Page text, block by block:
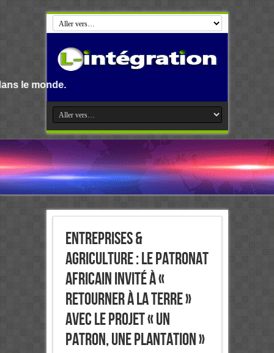
Entreprises &
Agriculture : Le patronat
africain invité à «
retourner à la terre »
avec le projet « un
patron, une plantation »